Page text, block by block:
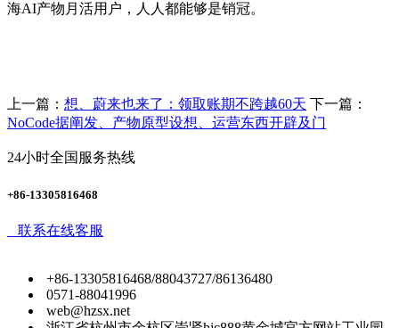
海AI产物月活用户，人人都能够是销冠。
上一篇： 想、蔚来也来了：领取账期不跨越60天 下一篇：
NoCode据阐发、产物原型设想、运营东西开辟及门
24小时全国服务热线
+86-13305816468
联系在线客服
+86-13305816468/88043727/86136480
0571-88041996
web@hzsx.net